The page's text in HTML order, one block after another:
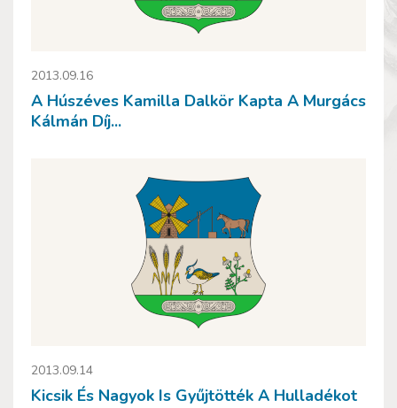
2013.09.16
A Húszéves Kamilla Dalkör Kapta A Murgács
Kálmán Díj...
2013.09.14
Kicsik És Nagyok Is Gyűjtötték A Hulladékot